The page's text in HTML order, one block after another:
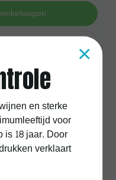
verzonden
op over dit product
×
en sterke
voor
18 jaar. Door
verklaart